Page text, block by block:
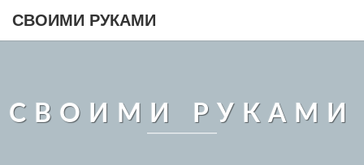
СВОИМИ РУКАМИ
СВОИМИ РУКАМИ